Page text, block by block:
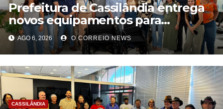
Prefeitura de Cassilândia entrega
novos equipamentos para
fortalecer atendimento na rede
municipal de saúde
AGO 6, 2026 O CORREIO NEWS
CASSILÂNDIA